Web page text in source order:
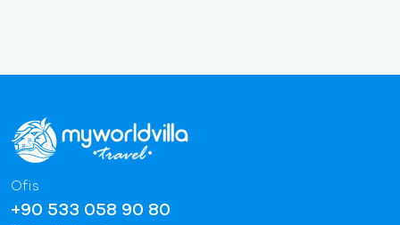
Ofis
+90 533 058 90 80